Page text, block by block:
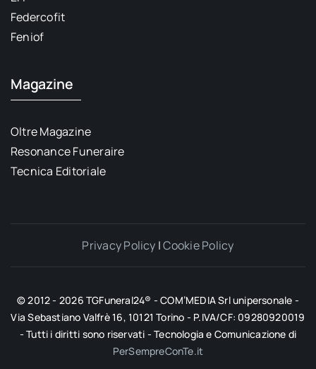
Federcofit
Feniof
Magazine
Oltre Magazine
Resonance Funeraire
Tecnica Editoriale
Privacy Policy |Cookie Policy
© 2012 - 2026 TGFuneral24® - COM’MEDIA Srl unipersonale -
Via Sebastiano Valfrè 16, 10121 Torino - P.IVA/CF: 09280920019
- Tutti i diritti sono riservati - Tecnologia e Comunicazione di
PerSempreConTe.it